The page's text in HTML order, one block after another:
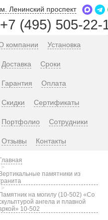
м. Ленинский проспект
+7 (495) 505-22-
компании Установка
Доставка Сроки
Гарантия Оплата
Скидки Сертификаты
Портфолио Сотрудники
Отзывы Контакты
Главная
Вертикальные памятники из
Памятник на могилу (10-502) «Со
ангела и плавной
10-502